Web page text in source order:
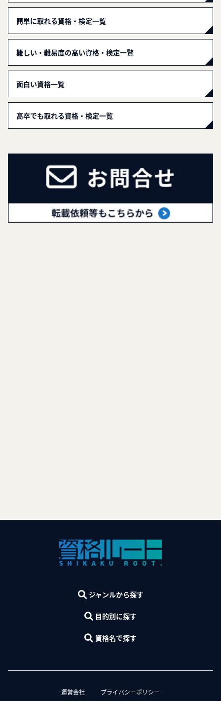
簡単に取れる資格・検定一覧
難しい・難易度の高い資格・検定一覧
面白い資格一覧
高卒でも取れる資格・検定一覧
ジャンルから探す
目的別に探す
資格名で探す
運営会社 プライバシーポリシー